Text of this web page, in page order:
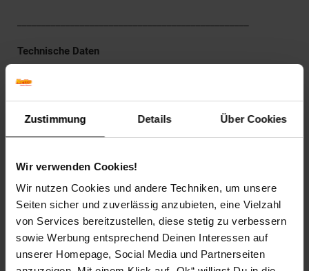
Zustimmung Details Über Cookies
Wir verwenden Cookies!
Wir nutzen Cookies und andere Techniken, um unsere
Seiten sicher und zuverlässig anzubieten, eine Vielzahl
von Services bereitzustellen, diese stetig zu verbessern
sowie Werbung entsprechend Deinen Interessen auf
unserer Homepage, Social Media und Partnerseiten
Technische Daten
Farben
Rückwand: Weiß, matt
Griffe und Füße: Alu-Optik
Maße
Spiegelschrank: 80 x 64 x 21 cm (BxHxT)
Waschbeckenunterschrank: 80 x 60,8 x 33 cm (BxHxT)
Griffe: 12,8 cm (B)
Füße: 6 cm (H)
Gewicht
Spiegelschrank: 18 kg